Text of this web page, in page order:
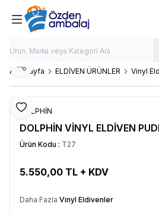
Ana Sayfa ELDİVEN ÜRÜNLER Vinyl
Favoriye Ekle
Paylaş
DOLPHİN
DOLPHİN VİNYL ELDİVEN
Ürün Kodu : T27
5.550,00 TL + KDV
Daha Fazla Vinyl Eldivenler